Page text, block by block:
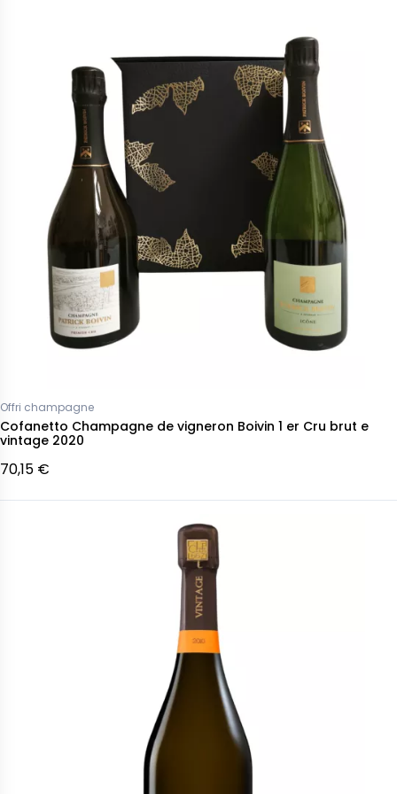
Offri champagne
Cofanetto Champagne de vigneron Boivin 1 er Cru brut e
vintage 2020
70,15 €